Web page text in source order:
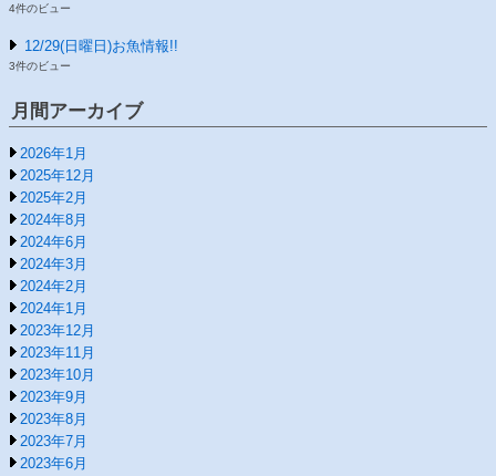
4件のビュー
12/29(日曜日)お魚情報!!
3件のビュー
月間アーカイブ
2026年1月
2025年12月
2025年2月
2024年8月
2024年6月
2024年3月
2024年2月
2024年1月
2023年12月
2023年11月
2023年10月
2023年9月
2023年8月
2023年7月
2023年6月